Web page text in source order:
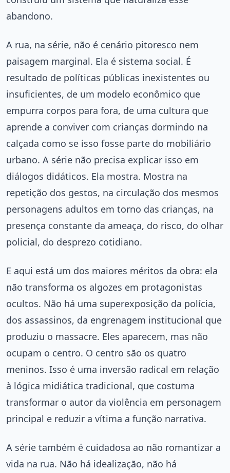
abandono.
A rua, na série, não é cenário pitoresco nem
paisagem marginal. Ela é sistema social. É
resultado de políticas públicas inexistentes ou
insuficientes, de um modelo econômico que
empurra corpos para fora, de uma cultura que
aprende a conviver com crianças dormindo na
calçada como se isso fosse parte do mobiliário
urbano. A série não precisa explicar isso em
diálogos didáticos. Ela mostra. Mostra na
repetição dos gestos, na circulação dos mesmos
personagens adultos em torno das crianças, na
presença constante da ameaça, do risco, do olhar
policial, do desprezo cotidiano.
E aqui está um dos maiores méritos da obra: ela
não transforma os algozes em protagonistas
ocultos. Não há uma superexposição da polícia,
dos assassinos, da engrenagem institucional que
produziu o massacre. Eles aparecem, mas não
ocupam o centro. O centro são os quatro
meninos. Isso é uma inversão radical em relação
à lógica midiática tradicional, que costuma
transformar o autor da violência em personagem
principal e reduzir a vítima a função narrativa.
A série também é cuidadosa ao não romantizar a
vida na rua. Não há idealização, não há